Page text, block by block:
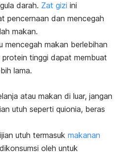
darah. Zat gizi ini
pencernaan dan mencegah
makan.
mencegah makan berlebihan
tinggi dapat membuat
lama.
atau makan di luar, jangan
utuh seperti quionia, beras
utuh termasuk makanan
oleh untuk